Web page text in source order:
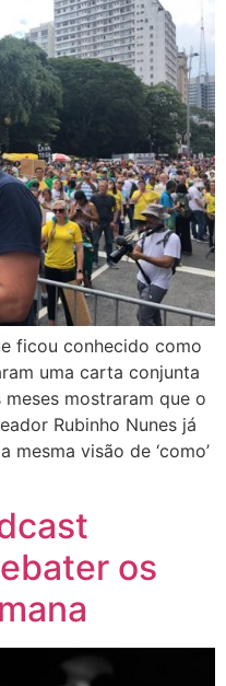
ficou conhecido como
uma carta conjunta
mostraram que o
Rubinho Nunes já
mesma visão de ‘como’
os